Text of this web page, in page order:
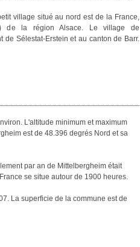
village situé au nord est de la France,
de la région Alsace. Le village de
de Sélestat-Erstein et au canton de Barr.
L'altitude minimum et maximum
est de 48.396 degrés Nord et sa
par an de Mittelbergheim était
se situe autour de 1900 heures.
La superficie de la commune est de